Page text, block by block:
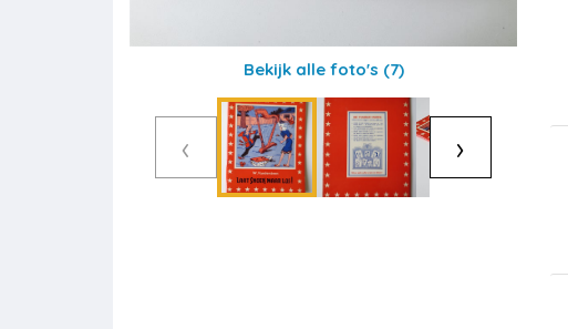
Bekijk alle foto's (7)
‹ ›